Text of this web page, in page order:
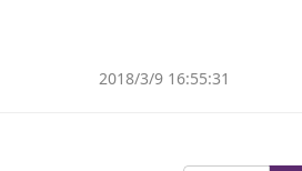
2018/3/9 16:55:31